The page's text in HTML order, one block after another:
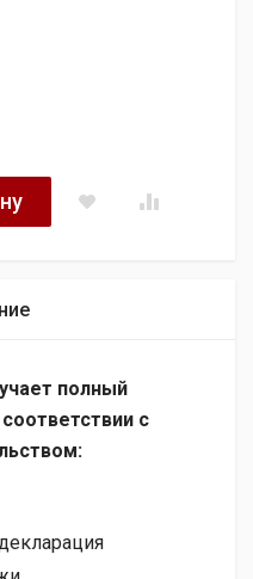
C 4.5 двигатель 276
полный
с